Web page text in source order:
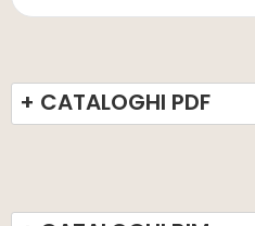
+ CATALOGHI PDF